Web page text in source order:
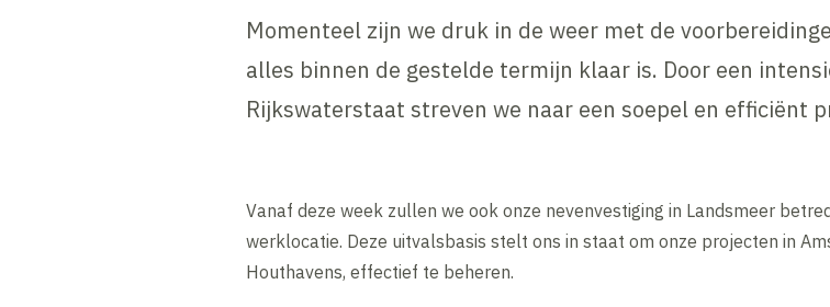
Momenteel zijn we druk in de weer met de
alles binnen de gestelde termijn klaar is. Door een
Rijkswaterstaat streven we naar een soepel en efficiënt
Vanaf deze week zullen we ook onze nevenvestiging in Landsmeer
werklocatie. Deze uitvalsbasis stelt ons in staat om onze projecten in
Houthavens, effectief te beheren.